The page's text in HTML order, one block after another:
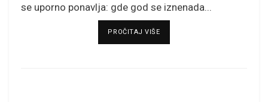
se uporno ponavlja: gde god se iznenada...
PROČITAJ VIŠEDETAILS